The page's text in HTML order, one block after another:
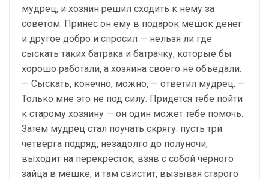
мудрец, и хозяин решил сходить к нему за
советом. Принес он ему в подарок мешок денег
и другое добро и спросил — нельзя ли где
сыскать таких батрака и батрачку, которые бы
хорошо работали, а хозяина своего не объедали.
— Сыскать, конечно, можно, — ответил мудрец. —
Только мне это не под силу. Придется тебе пойти
к старому хозяину — он один может тебе помочь.
Затем мудрец стал поучать скрягу: пусть три
четверга подряд, незадолго до полуночи,
выходит на перекресток, взяв с собой черного
зайца в мешке, и там свистит, вызывая старого